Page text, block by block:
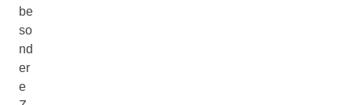
be
so
nd
er
e